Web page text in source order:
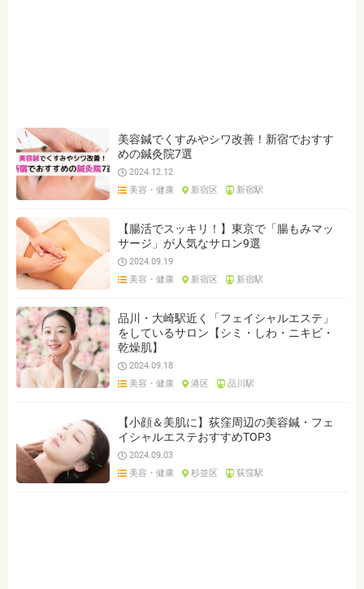
美容鍼でくすみやシワ改善！新宿でおすす
めの鍼灸院7選
2024.12.12
美容・健康
新宿区 新宿駅
【腸活でスッキリ！】東京で「腸もみマッ
サージ」が人気なサロン9選
2024.09.19
美容・健康
新宿区 新宿駅
品川・大崎駅近く「フェイシャルエステ」
をしているサロン【シミ・しわ・ニキビ・
乾燥肌】
2024.09.18
美容・健康
港区 品川駅
【小顔＆美肌に】荻窪周辺の美容鍼・フェ
イシャルエステおすすめTOP3
2024.09.03
美容・健康
杉並区 荻窪駅